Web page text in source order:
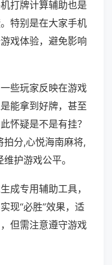
打牌计算辅助也是
特别是在大家手机
戏体验，避免影响
些玩家反映在游戏
能拿到好牌，甚至
怀疑是不是有挂？
分,心悦海南麻将,
护游戏公平。
成专用辅助工具，
现“必胜”效果，适
但需注意遵守游戏